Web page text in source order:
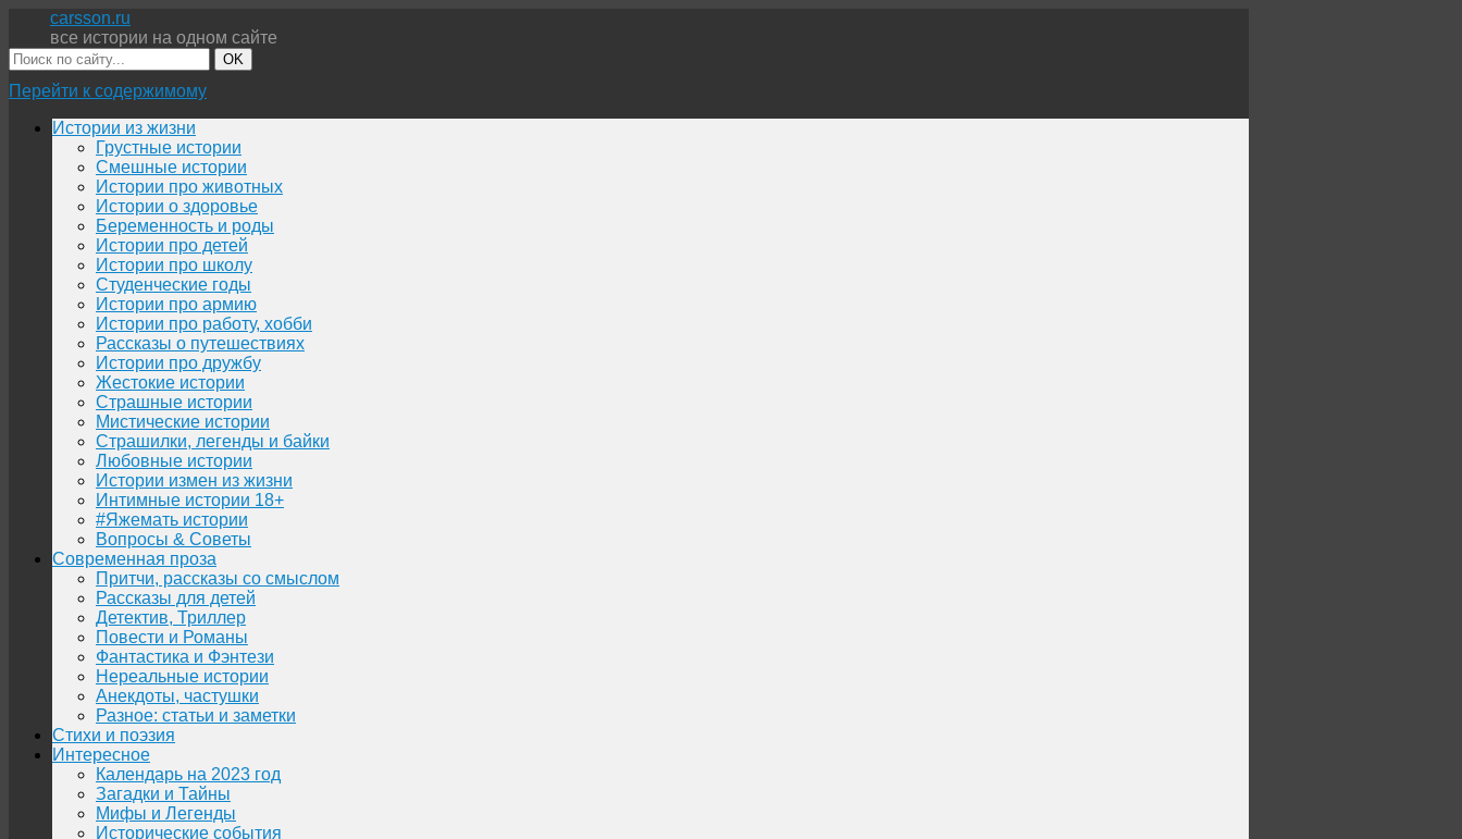
carsson.ru
все истории на одном сайте
OK
Перейти к содержимому
Истории из жизни
Грустные истории
Смешные истории
Истории про животных
Истории о здоровье
Беременность и роды
Истории про детей
Истории про школу
Студенческие годы
Истории про армию
Истории про работу, хобби
Рассказы о путешествиях
Истории про дружбу
Жестокие истории
Страшные истории
Мистические истории
Страшилки, легенды и байки
Любовные истории
Истории измен из жизни
Интимные истории 18+
#Яжемать истории
Вопросы & Советы
Современная проза
Притчи, рассказы со смыслом
Рассказы для детей
Детектив, Триллер
Повести и Романы
Фантастика и Фэнтези
Нереальные истории
Анекдоты, частушки
Разное: статьи и заметки
Стихи и поэзия
Интересное
Календарь на 2023 год
Загадки и Тайны
Мифы и Легенды
Исторические события